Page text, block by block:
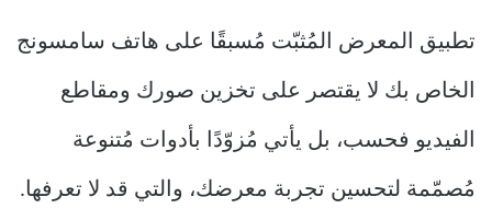
تطبيق المعرض المُثبّت مُسبقًا على هاتف سامسونج
الخاص بك لا يقتصر على تخزين صورك ومقاطع
الفيديو فحسب، بل يأتي مُزوّدًا بأدوات مُتنوعة
مُصمّمة لتحسين تجربة معرضك، والتي قد لا تعرفها.